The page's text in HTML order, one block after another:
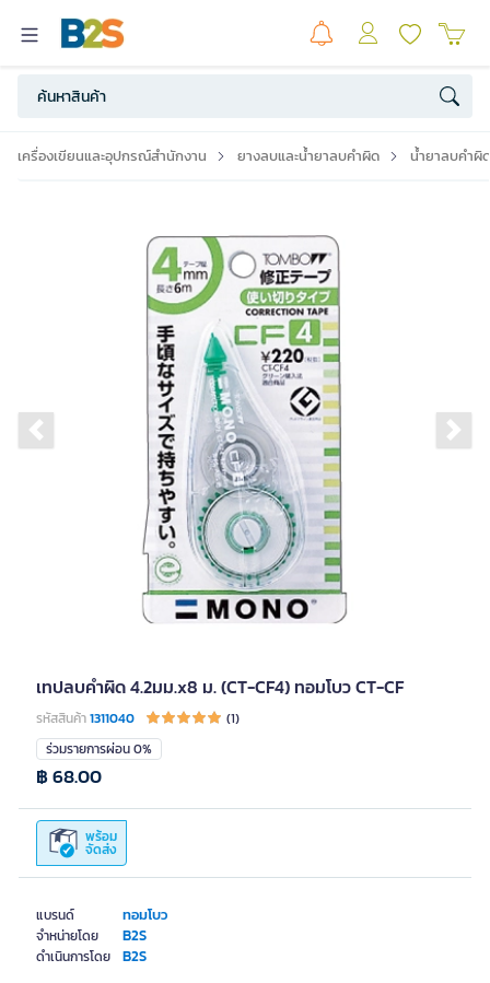
เครื่องเขียนและอุปกรณ์สำนักงาน ยางลบและน้ำยาลบคำผิด น้ำยาลบคำผิ
Previous slide
เทปลบคำผิด 4.2มม.x8 ม. (CT-CF4) ทอมโบว CT-CF
รหัสสินค้า1311040 (1)
แบรนด์ ทอมโบว
จำหน่ายโดย B2S
ดำเนินการโดย B2S
ร่วมรายการผ่อน 0%
พร้อม
จัดส่ง
฿ 68.00